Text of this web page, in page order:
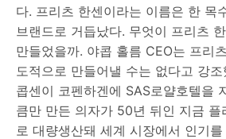
다. 프리츠 한센이라는 이름은 한 목
브랜드로 거듭났다. 무엇이 프리츠
만들었을까. 야콥 홀름 CEO는 프리
도적으로 만들어낼 수는 없다고 강
콥센이 코펜하겐에 SAS로얄호텔을
큼만 만든 의자가 50년 뒤인 지금 플
로 대량생산돼 세계 시장에서 인기